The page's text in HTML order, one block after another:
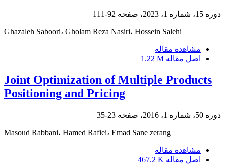
دوره 15، شماره 1، 2023، صفحه 92-111
Ghazaleh Saboori، Gholam Reza Nasiri، Hossein Salehi
مشاهده مقاله
اصل مقاله 1.22 M
Joint Optimization of Multiple Products
Positioning and Pricing
دوره 50، شماره 1، 2016، صفحه 23-35
Masoud Rabbani، Hamed Rafiei، Emad Sane zerang
مشاهده مقاله
اصل مقاله 467.2 K